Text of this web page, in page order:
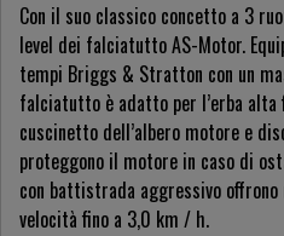
Con il suo classico concetto a 3
level dei falciatutto AS-Motor.
tempi Briggs & Stratton con un
falciatutto è adatto per l’erba alta
cuscinetto dell’albero motore e
proteggono il motore in caso di
con battistrada aggressivo offrono
velocità fino a 3,0 km / h.